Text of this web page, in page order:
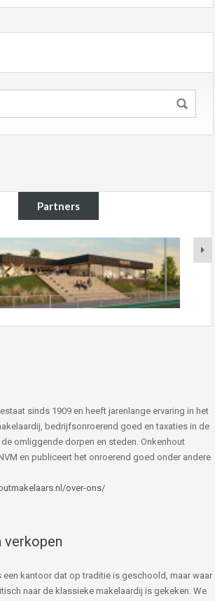
Partners
sinds 1909 en heeft jarenlange ervaring in het
bedrijfsonroerend goed en taxaties in de
omliggende dorpen en steden. Onkenhout
en publiceert het onroerend goed onder andere
over-ons/
verkopen
een kantoor dat op traditie is geschoold, maar waar
naar de klassieke makelaardij is gekeken. We